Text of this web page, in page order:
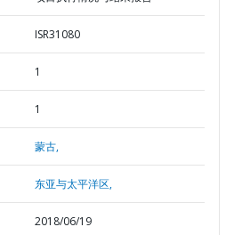
ISR31080
1
1
蒙古,
东亚与太平洋区,
2018/06/19